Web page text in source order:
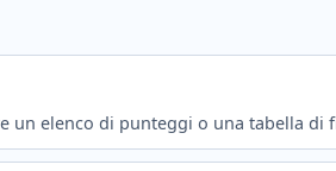
un elenco di punteggi o una tabella di